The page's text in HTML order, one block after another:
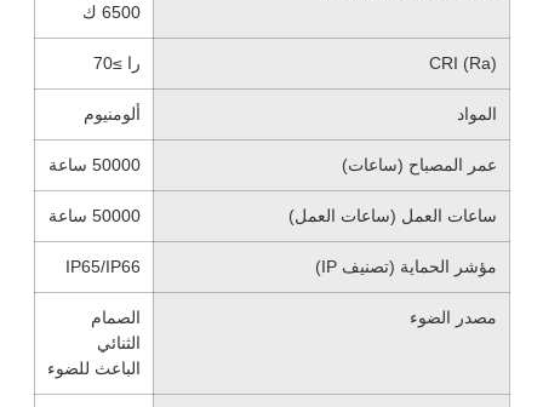
6500 ك
CRI (Ra) را ≥70
المواد ألومنيوم
عمر المصباح (ساعات) 50000 ساعة
ساعات العمل (ساعات العمل) 50000 ساعة
مؤشر الحماية (تصنيف IP) IP65/IP66
مصدر الضوء
الصمام
الثنائي
الباعث للضوء